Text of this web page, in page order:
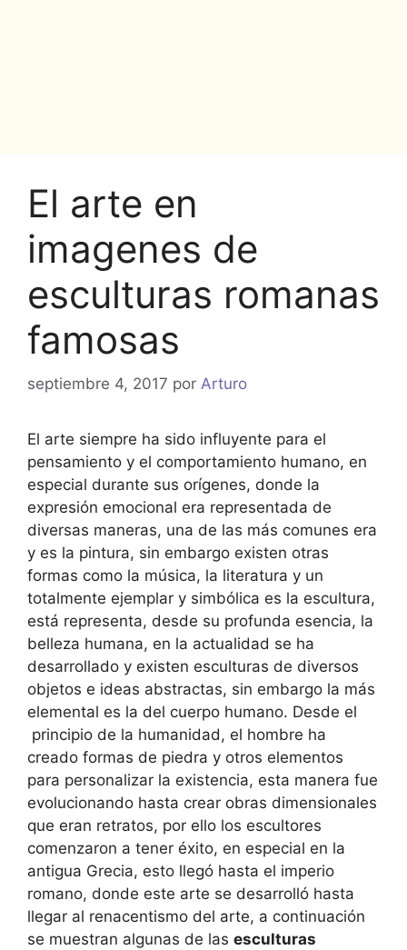
El arte en
imagenes de
esculturas romanas
famosas
septiembre 4, 2017 por Arturo
El arte siempre ha sido influyente para el
pensamiento y el comportamiento humano, en
especial durante sus orígenes, donde la
expresión emocional era representada de
diversas maneras, una de las más comunes era
y es la pintura, sin embargo existen otras
formas como la música, la literatura y un
totalmente ejemplar y simbólica es la escultura,
está representa, desde su profunda esencia, la
belleza humana, en la actualidad se ha
desarrollado y existen esculturas de diversos
objetos e ideas abstractas, sin embargo la más
elemental es la del cuerpo humano. Desde el
principio de la humanidad, el hombre ha
creado formas de piedra y otros elementos
para personalizar la existencia, esta manera fue
evolucionando hasta crear obras dimensionales
que eran retratos, por ello los escultores
comenzaron a tener éxito, en especial en la
antigua Grecia, esto llegó hasta el imperio
romano, donde este arte se desarrolló hasta
llegar al renacentismo del arte, a continuación
se muestran algunas de las esculturas